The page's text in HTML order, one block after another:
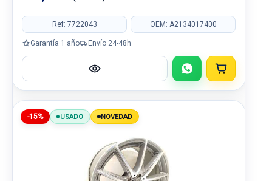
Ref: 7722043 OEM: A2134017400
Garantía 1 año Envío 24-48h
-15% USADO NOVEDAD